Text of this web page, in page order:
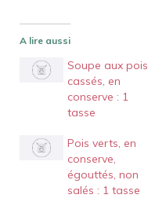
A lire aussi
Soupe aux pois
cassés, en
conserve : 1
tasse
Pois verts, en
conserve,
égouttés, non
salés : 1 tasse